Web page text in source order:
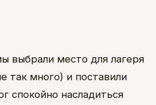
выбрали место для лагеря
так много) и поставили
спокойно насладиться